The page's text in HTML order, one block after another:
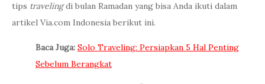
tips travelingdi bulan Ramadan yang bisa Anda ikuti dalam
artikel Via.com Indonesia berikut ini.
Baca Juga: Solo Traveling: Persiapkan 5 Hal Penting
Sebelum Berangkat